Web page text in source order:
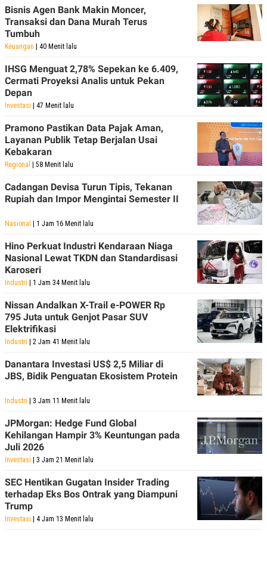
Bisnis Agen Bank Makin Moncer,
Transaksi dan Dana Murah Terus
Tumbuh
Keuangan | 40 Menit lalu
IHSG Menguat 2,78% Sepekan ke 6.409,
Cermati Proyeksi Analis untuk Pekan
Depan
Investasi | 47 Menit lalu
Pramono Pastikan Data Pajak Aman,
Layanan Publik Tetap Berjalan Usai
Kebakaran
Regional | 58 Menit lalu
Cadangan Devisa Turun Tipis, Tekanan
Rupiah dan Impor Mengintai Semester II
Nasional | 1 Jam 16 Menit lalu
Hino Perkuat Industri Kendaraan Niaga
Nasional Lewat TKDN dan Standardisasi
Karoseri
Industri | 1 Jam 34 Menit lalu
Nissan Andalkan X-Trail e-POWER Rp
795 Juta untuk Genjot Pasar SUV
Elektrifikasi
Industri | 2 Jam 41 Menit lalu
Danantara Investasi US$ 2,5 Miliar di
JBS, Bidik Penguatan Ekosistem Protein
Industri | 3 Jam 11 Menit lalu
JPMorgan: Hedge Fund Global
Kehilangan Hampir 3% Keuntungan pada
Juli 2026
Investasi | 3 Jam 21 Menit lalu
SEC Hentikan Gugatan Insider Trading
terhadap Eks Bos Ontrak yang Diampuni
Trump
Investasi | 4 Jam 13 Menit lalu